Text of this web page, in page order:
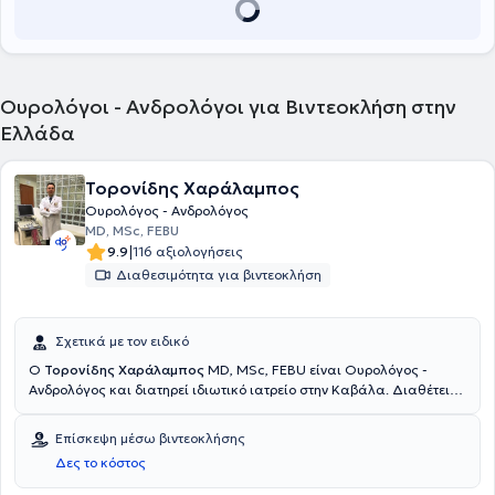
φάσμα της ουρολογίας. Τέλος, ο γιατρός έχει πολυάριθμες
Ουρολόγοι - Ανδρολόγοι για Βιντεοκλήση στην
Ελλάδα
Τορονίδης Χαράλαμπος
Ουρολόγος - Ανδρολόγος
MD, MSc, FEBU
9.9|116 αξιολογήσεις
Διαθεσιμότητα για βιντεοκλήση
Σχετικά με τον ειδικό
Ο Τορονίδης Χαράλαμπος MD, MSc, FEBU είναι Ουρολόγος -
Ανδρολόγος και διατηρεί ιδιωτικό ιατρείο στην Καβάλα. Διαθέτει
Βασικών Ιατρικών Επιστημών από το Πανεπιστήμιο Πατρών και
πτυχίο από την Ιατρική Σχολή του Αριστοτελείου Πανεπιστημίου
Θεσσαλονίκης. Είναι Fellow of European Board of Urology και έχει
μετεκπαιδευτεί στη Πανεπιστημιακή Ουρολογική Κλινική
Επίσκεψη μέσω βιντεοκλήσης
Δες το κόστος